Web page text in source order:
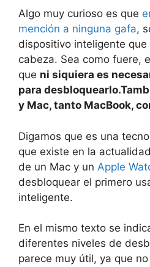
Algo muy curioso es que
mención a ninguna gafa,
dispositivo inteligente que
cabeza. Sea como fuere,
que ni siquiera es
para
y Mac, tanto MacBook,
Digamos que es una
que existe en la
de un Mac y un Apple
desbloquear el primero
inteligente.
En el mismo texto se
diferentes niveles de
parece muy útil, ya que